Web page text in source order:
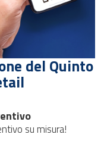
del Quinto
su misura!